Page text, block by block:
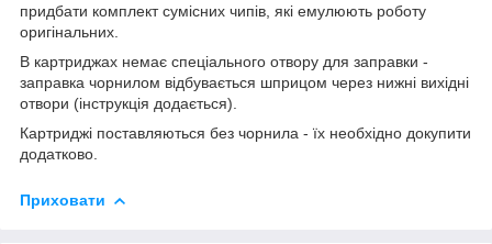
придбати комплект сумісних чипів, які емулюють роботу
оригінальних.
В картриджах немає спеціального отвору для заправки -
заправка чорнилом відбувається шприцом через нижні вихідні
отвори (інструкція додається).
Картриджі поставляються без чорнила - їх необхідно докупити
додатково.
Приховати